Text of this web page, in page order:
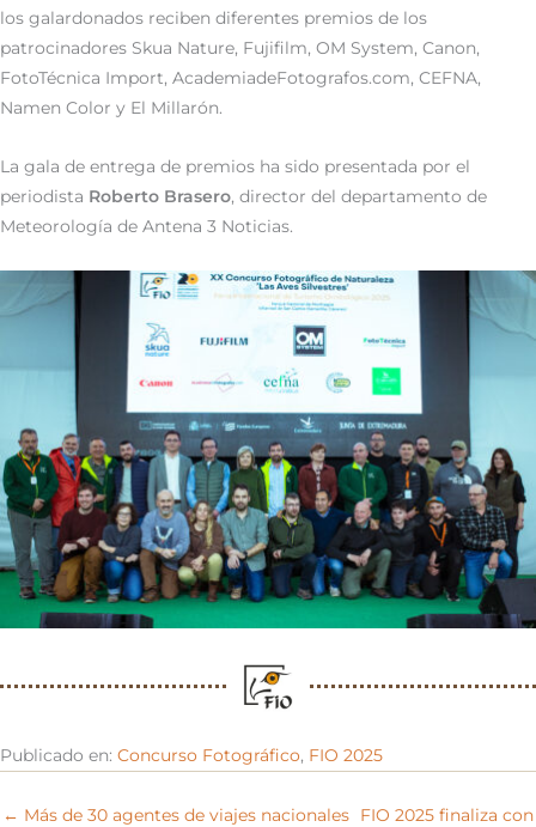
los galardonados reciben diferentes premios de los
patrocinadores Skua Nature, Fujifilm, OM System, Canon,
FotoTécnica Import, AcademiadeFotografos.com, CEFNA,
Namen Color y El Millarón.
La gala de entrega de premios ha sido presentada por el
periodista Roberto Brasero, director del departamento de
Meteorología de Antena 3 Noticias.
Publicado en: Concurso Fotográfico, FIO 2025
← Más de 30 agentes de viajes nacionales
FIO 2025 finaliza con